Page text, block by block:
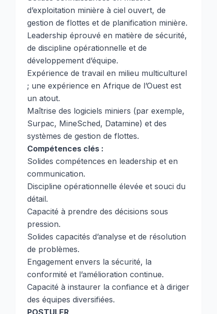
d’exploitation minière à ciel ouvert, de
gestion de flottes et de planification minière.
Leadership éprouvé en matière de sécurité,
de discipline opérationnelle et de
développement d’équipe.
Expérience de travail en milieu multiculturel
; une expérience en Afrique de l’Ouest est
un atout.
Maîtrise des logiciels miniers (par exemple,
Surpac, MineSched, Datamine) et des
systèmes de gestion de flottes.
Compétences clés :
Solides compétences en leadership et en
communication.
Discipline opérationnelle élevée et souci du
détail.
Capacité à prendre des décisions sous
pression.
Solides capacités d’analyse et de résolution
de problèmes.
Engagement envers la sécurité, la
conformité et l’amélioration continue.
Capacité à instaurer la confiance et à diriger
des équipes diversifiées.
POSTULER